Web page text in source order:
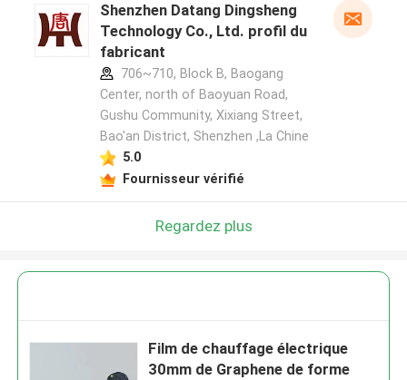
Shenzhen Datang Dingsheng
Technology Co., Ltd. profil du
fabricant
706~710, Block B, Baogang
Center, north of Baoyuan Road,
Gushu Community, Xixiang Street,
Bao'an District, Shenzhen ,La Chine
5.0
Fournisseur vérifié
Regardez plus
Film de chauffage électrique
30mm de Graphene de forme